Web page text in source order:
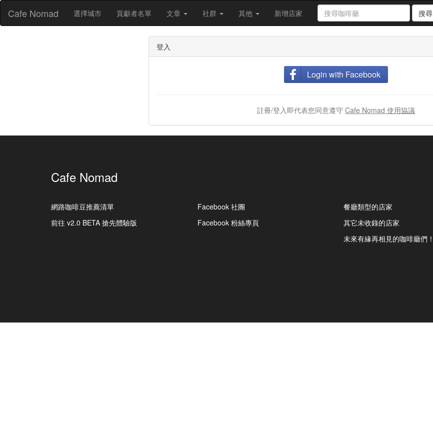
Cafe Nomad 選擇城市 貢獻者名單 文章 社群 其他 新增店家 搜尋
登入
Login with Facebook
註冊/登入即代表您同意遵守 Cafe Nomad 使用協議
Cafe Nomad
網路咖啡豆推薦清單
前往 v2.0 BETA 搶先體驗版
Facebook 社團
Facebook 粉絲專頁
餐廳類型的店家
其它未收錄的店家
未來有緣再相見的咖啡廳們！